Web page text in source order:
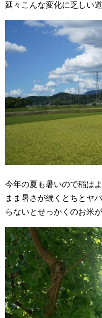
延々こんな変化に乏しい
今年の夏も暑いので稲は
まま暑さが続くとちとヤ
らないとせっかくのお米